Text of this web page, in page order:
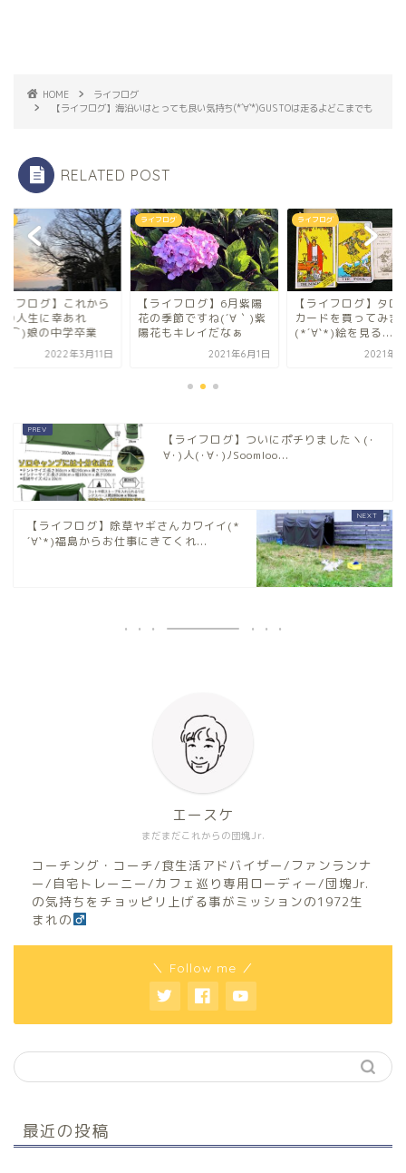
HOME
ライフログ
【ライフログ】海沿いはとっても良い気持ち(*´∀`*)GUSTOは走るよどこまでも
RELATED POST
ログ
イフログ】6月紫陽
季節ですね(´∀｀)紫
もキレイだなぁ
2021年6月1日
ライフログ
【ライフログ】タロット
カードを買ってみました
(*´∀`*)絵を見る...
2021年9月9日
おさんぽ
【ライフログ】これ
の君の人生に幸あれ
(⌒▽⌒)娘の中学卒
2022年3
【ライフログ】ついにポチりましたヽ(･
∀･)人(･∀･)ﾉSoomloo...
【ライフログ】除草ヤギさんカワイイ(*
´∀`*)福島からお仕事にきてくれ...
まだまだこれからの団塊Jr.
エースケ
コーチング・コーチ/食生活アドバイザー/ファンランナ
ー/自宅トレーニー/カフェ巡り専用ローディー/団塊Jr.
の気持ちをチョッピリ上げる事がミッションの1972生
まれの
＼ Follow me ／
最近の投稿